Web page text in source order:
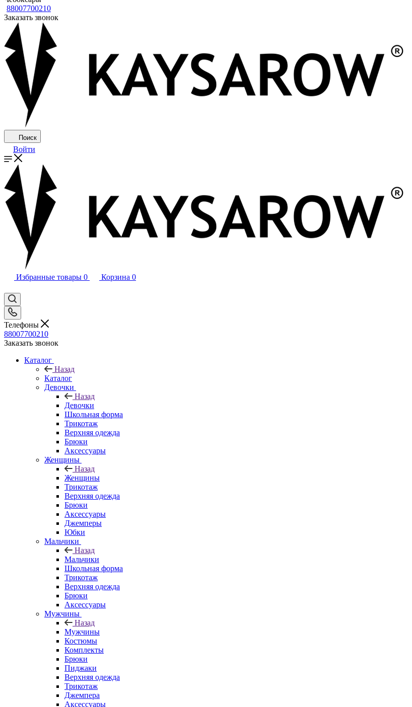
88007700210
Заказать звонок
Поиск
Войти
Избранные товары 0 Корзина 0
Телефоны
88007700210
Заказать звонок
Каталог
Назад
Каталог
Девочки
Назад
Девочки
Школьная форма
Трикотаж
Верхняя одежда
Брюки
Аксессуары
Женщины
Назад
Женщины
Трикотаж
Верхняя одежда
Брюки
Аксессуары
Джемперы
Юбки
Мальчики
Назад
Мальчики
Школьная форма
Трикотаж
Верхняя одежда
Брюки
Аксессуары
Мужчины
Назад
Мужчины
Костюмы
Комплекты
Брюки
Пиджаки
Верхняя одежда
Трикотаж
Джемпера
Аксессуары